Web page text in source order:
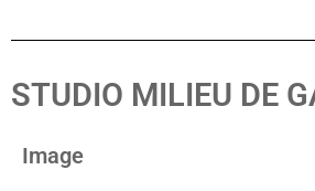
STUDIO MILIEU DE
Image